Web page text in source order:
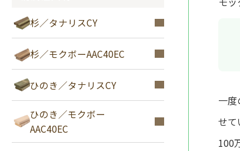
杉／タナリスCY
杉／モクボーAAC40EC
ひのき／タナリスCY
ひのき／モクボー
AAC40EC
一
せて
100